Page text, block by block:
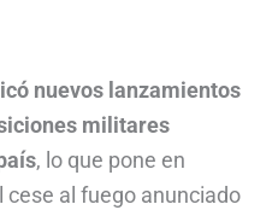
nuevos lanzamientos
militares
, lo que pone en
al fuego anunciado